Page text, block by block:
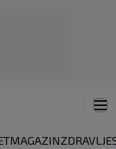
MAGAZINZDRAVLJE